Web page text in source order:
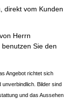
direkt vom Kunden
Herrn
Sie den
Angebot richtet sich
unverbindlich. Bilder sind
und das Aussehen